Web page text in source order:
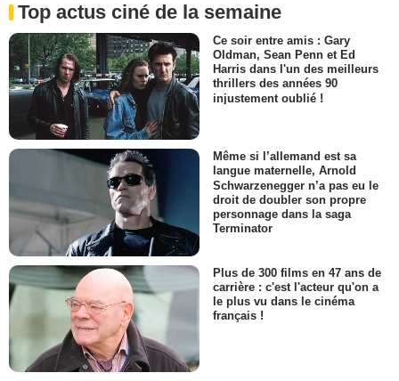
Top actus ciné de la semaine
Ce soir entre amis : Gary
Oldman, Sean Penn et Ed
Harris dans l'un des meilleurs
thrillers des années 90
injustement oublié !
Même si l’allemand est sa
langue maternelle, Arnold
Schwarzenegger n’a pas eu le
droit de doubler son propre
personnage dans la saga
Terminator
Plus de 300 films en 47 ans de
carrière : c'est l'acteur qu'on a
le plus vu dans le cinéma
français !